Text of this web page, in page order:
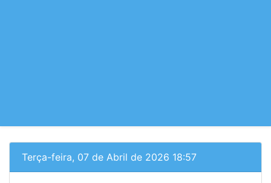
Terça-feira, 07 de Abril de 2026 18:57